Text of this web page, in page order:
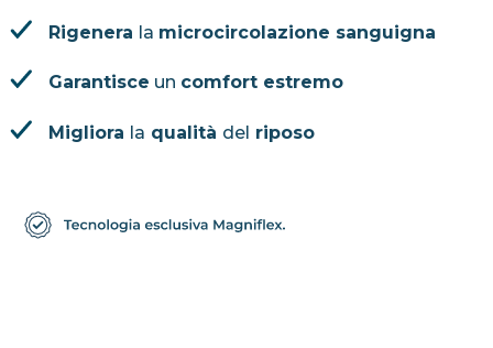
Rigenera la microcircolazione sanguigna
Garantisce un comfort estremo
Migliora la qualità del riposo